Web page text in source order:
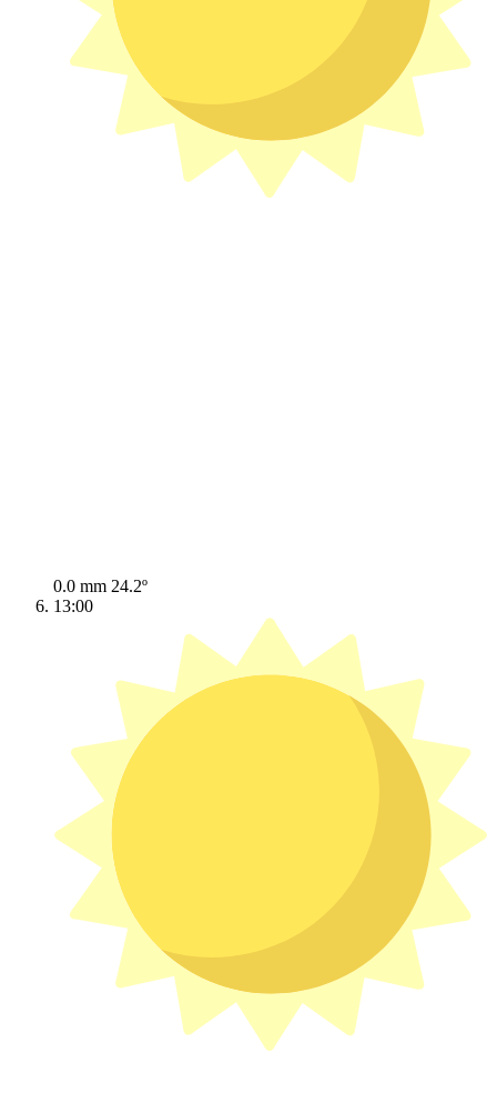
0.0 mm 24.2º
13:00